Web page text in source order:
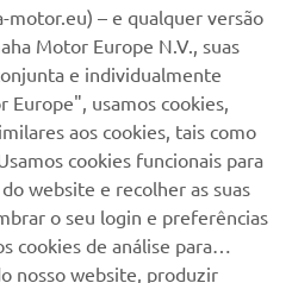
– e qualquer versão
Motor Europe N.V., suas
e individualmente
Europe", usamos cookies,
aos cookies, tais como
cookies funcionais para
website e recolher as suas
o seu login e preferências
cookies de análise para
nosso website, produzir